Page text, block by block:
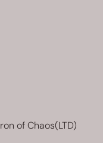
of Chaos(LTD)